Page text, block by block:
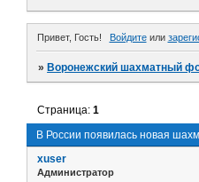
Привет, Гость! Войдитеили
»Воронежский шахматный
В России появилась новая
Страница:1
xuser
Администратор